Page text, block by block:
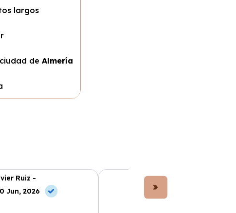
largos
de Almería
Ruiz -
Jun, 2026
Lucía Fernández -
10 Jul, 2026